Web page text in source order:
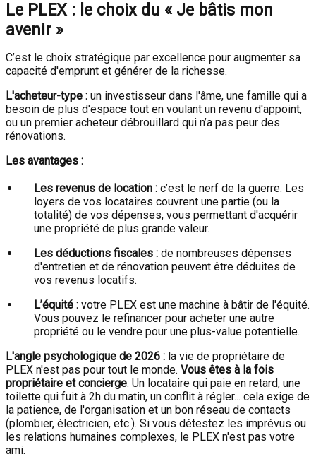
Le PLEX : le choix du « Je bâtis mon
avenir »
C’est le choix stratégique par excellence pour augmenter sa
capacité d'emprunt et générer de la richesse.
L'acheteur-type : un investisseur dans l'âme, une famille qui a
besoin de plus d'espace tout en voulant un revenu d'appoint,
ou un premier acheteur débrouillard qui n’a pas peur des
rénovations.
Les avantages :
Les revenus de location : c’est le nerf de la guerre. Les
loyers de vos locataires couvrent une partie (ou la
totalité) de vos dépenses, vous permettant d'acquérir
une propriété de plus grande valeur.
Les déductions fiscales : de nombreuses dépenses
d'entretien et de rénovation peuvent être déduites de
vos revenus locatifs.
L’équité : votre PLEX est une machine à bâtir de l'équité.
Vous pouvez le refinancer pour acheter une autre
propriété ou le vendre pour une plus-value potentielle.
L'angle psychologique de 2026 : la vie de propriétaire de
PLEX n'est pas pour tout le monde. Vous êtes à la fois
propriétaire et concierge. Un locataire qui paie en retard, une
toilette qui fuit à 2h du matin, un conflit à régler... cela exige de
la patience, de l'organisation et un bon réseau de contacts
(plombier, électricien, etc.). Si vous détestez les imprévus ou
les relations humaines complexes, le PLEX n'est pas votre
ami.